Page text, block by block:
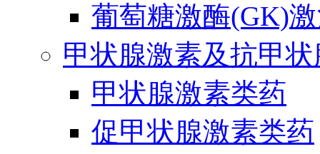
葡萄糖激酶(GK)
甲状腺激素及抗甲
甲状腺激素类药
促甲状腺激素类药